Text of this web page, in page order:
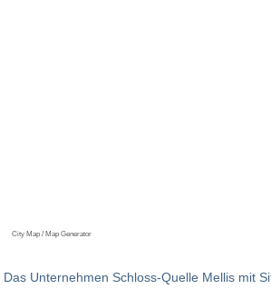
City Map / Map Generator
Das Unternehmen Schloss-Quelle Mellis mit